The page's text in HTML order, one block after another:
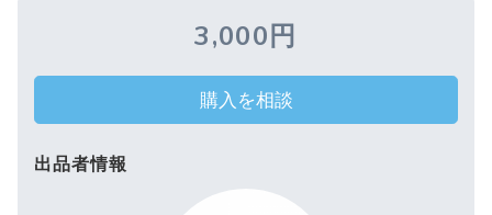
3,000円
購入を相談
出品者情報